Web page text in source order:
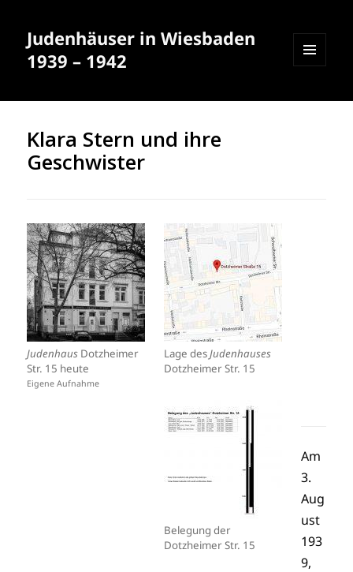
Judenhäuser in Wiesbaden
1939 – 1942
WIDGETS
Klara Stern und ihre
Geschwister
Judenhaus Dotzheimer
Str. 15 heute
Eigene Aufnahme
Lage desJudenhauses
Dotzheimer Str. 15
Belegung der
Dotzheimer Str. 15
Am
3.
Aug
ust
193
9,